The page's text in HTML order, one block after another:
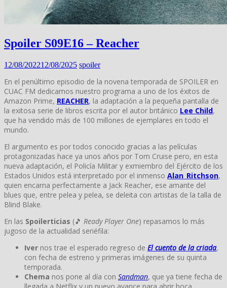
Spoiler S09E16 – Reacher
12/08/202212/08/2025 spoiler
En el penúltimo episodio de la novena temporada de SPOILER en
CUAC FM dedicamos nuestro programa a uno de los éxitos de
Amazon Prime, REACHER, la adaptación a la pequeña pantalla de
la exitosa serie de libros escrita por el autor británico Lee Child,
que ha vendido más de 100 millones de ejemplares en todo el
mundo.
El argumento es por todos conocido gracias a las películas
protagonizadas hace ya unos años por Tom Cruise pero, en esta
nueva adaptación, el Policía Militar y exmiembro del Ejército de los
Estados Unidos está interpretado por el inmenso Alan_Ritchson,
quien encarna perfectamente a Jack Reacher, ese amante del
blues que, entre pelea y pelea, se deleita con artistas de la talla de
Blind Blake.
En las Spoilerticias (🎵 Ready Player One) repasamos lo más
jugoso de la actualidad seriéfila:
Iver nos trae el esperado regreso de El cuento de la criada,
con fecha de estreno y primeras imágenes de su quinta
temporada.
Chema nos pone al día con Sandman, que ya tiene fecha de
llegada a Netflix y un nuevo avance para abrir boca.